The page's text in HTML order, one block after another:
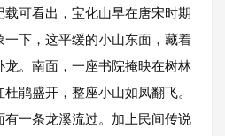
可看出，宝化山早在唐宋时期
下，这平缓的小山东面，藏着
。南面，一座书院掩映在树林
鹃盛开，整座小山如凤翻飞。
一条龙溪流过。加上民间传说